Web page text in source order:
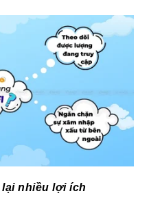
nhiều lợi ích